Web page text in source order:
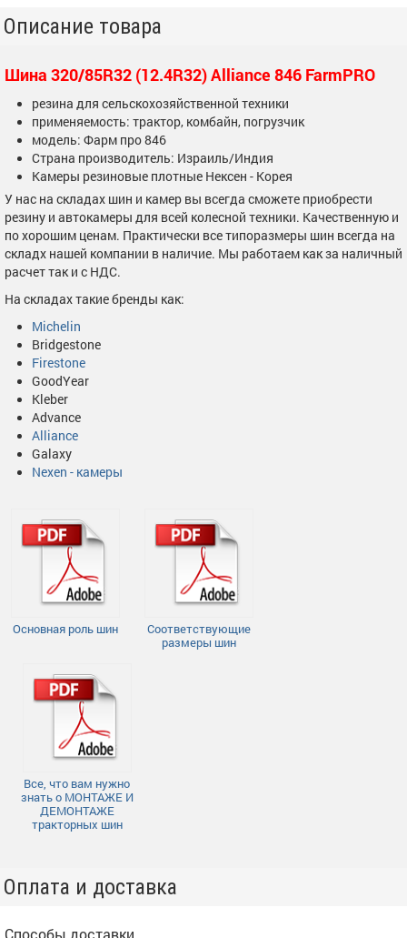
Описание товара
Шина 320/85R32 (12.4R32) Alliance 846 FarmPRO
резина для сельскохозяйственной техники
применяемость: трактор, комбайн, погрузчик
модель: Фарм про 846
Страна производитель: Израиль/Индия
Камеры резиновые плотные Нексен - Корея
У нас на складах шин и камер вы всегда сможете приобрести
резину и автокамеры для всей колесной техники. Качественную и
по хорошим ценам. Практически все типоразмеры шин всегда на
складх нашей компании в наличие. Мы работаем как за наличный
расчет так и с НДС.
На складах такие бренды как:
Michelin
Bridgestone
Firestone
GoodYear
Kleber
Advance
Alliance
Galaxy
Nexen - камеры
Основная роль шин
Соответствующие
размеры шин
Все, что вам нужно
знать о МОНТАЖЕ И
ДЕМОНТАЖЕ
тракторных шин
Оплата и доставка
Способы доставки